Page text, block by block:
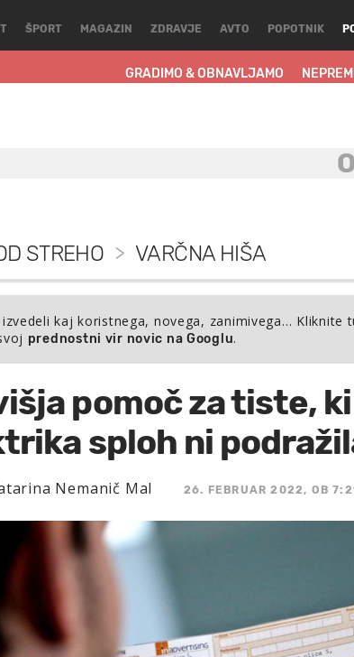
ŠPORT MAGAZIN ZDRAVJE AVTO POPOTNIK
GRADIMO & OBNAVLJAMO
STREHO > VARČNA HIŠA
izvedeli kaj koristnega, novega, zanimivega… Kliknite
prednostni vir novic na Googlu.
pomoč za tiste,
sploh ni
Nemanič Mal 26. FEBRUAR 2022, OB